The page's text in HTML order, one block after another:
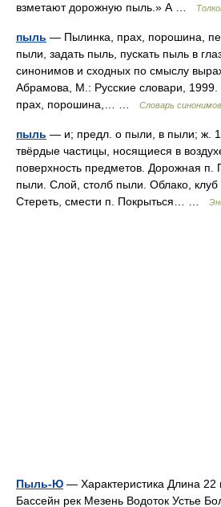
взметают дорожную пыль.» А …
пыль — Пылинка, прах, порошина,
пыли, задать пыль, пускать пыль в
синонимов и сходных по смыслу
Абрамова, М.: Русские словари,
прах, порошина,… …
Словарь синонимов
пыль — и; предл. о пыли, в пыли; ж.
твёрдые частицы, носящиеся в
поверхность предметов. Дорожная п.
пыли. Слой, столб пыли. Облако, клуб
Стереть, смести п. Покрыться… …
Пыль-Ю — Характеристика Длина
Бассейн рек Мезень Водоток Устье